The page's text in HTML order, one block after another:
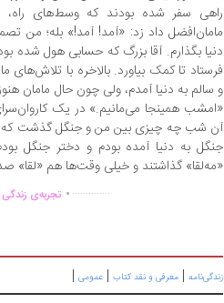
راهی سفر شده بودند که وسط‌های راه،
مامان‌افضل داد زد: «آمد! آمد!» بله؛ من
دنیا بگذارم. آقا بزرگ که حسابی هول شده
فرستاد تا کمک بیاورد. بالاخره با
و سالم به دنیا آمدم، ولی چون حال مامان
«امشب همینجا می‌مانیم.» در یک
آن شب چه چیزی بین من و جنگل گذشت که
جنگل به دنیا آمده بودم و دختر جنگل
«مه‌لقا» گذاشتند و خیلی وقت‌ها هم «لقا»
تجربه‌ی زندگی ...............
زندگی‌نامه | معرفی و نقد کتاب | عمومی |